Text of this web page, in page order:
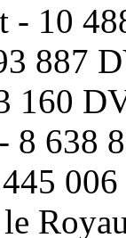
- 10
887
160
8 638